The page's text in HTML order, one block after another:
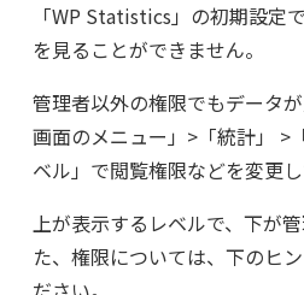
「WP Statistics」の初期設定
を見ることができません。
管理者以外の権限でもデータ
画面のメニュー」>「統計」 >
ベル」で閲覧権限などを変更し
上が表示するレベルで、下が
た、権限については、下のヒ